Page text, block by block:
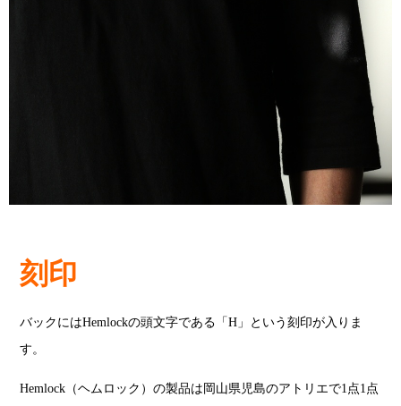
刻印
バックにはHemlockの頭文字である「H」という刻印が入りま
す。
Hemlock（ヘムロック）の製品は岡山県児島のアトリエで1点1点